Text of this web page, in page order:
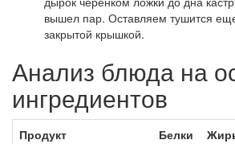
вышел пар. Оставляем тушится
закрытой крышкой.
Анализ блюда на
ингредиентов
Продукт Белки